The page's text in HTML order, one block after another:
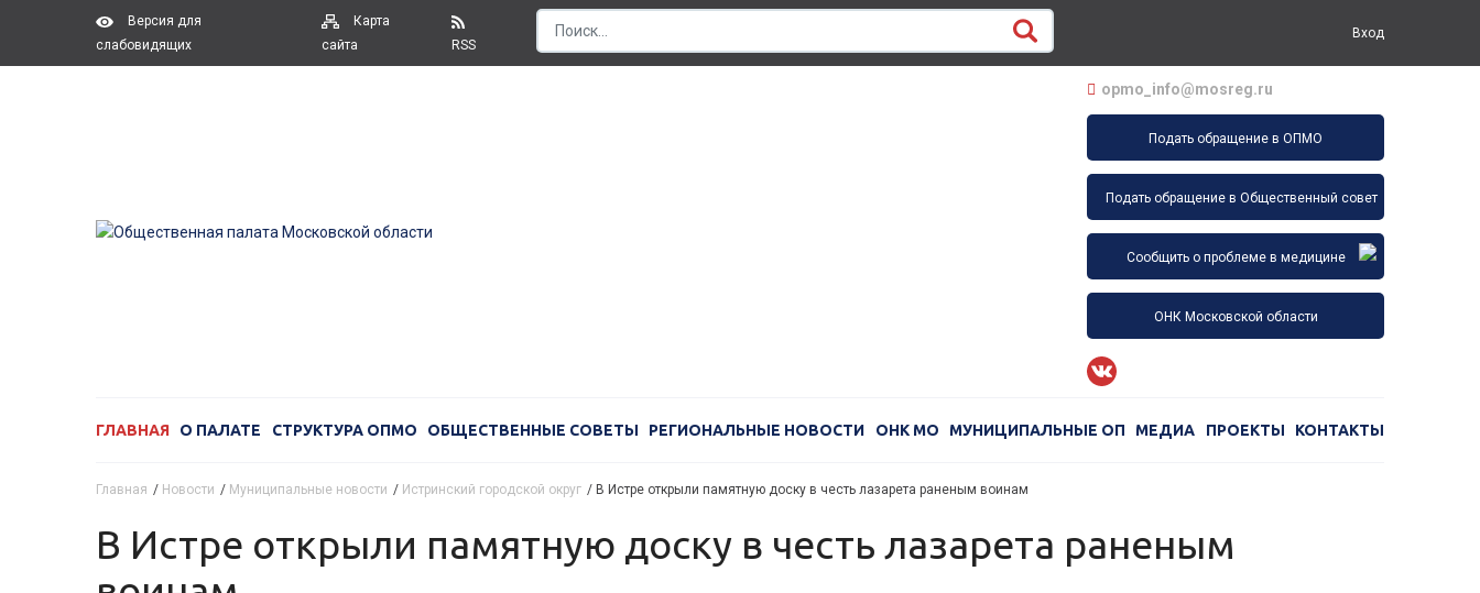
Версия для
слабовидящих
Карта
сайта
RSS
Вход
opmo_info@mosreg.ru
Подать обращение в ОПМО
Подать обращение в Общественный совет
Сообщить о проблеме в медицине
ОНК Московской области
ГЛАВНАЯ О ПАЛАТЕ СТРУКТУРА ОПМО ОБЩЕСТВЕННЫЕ СОВЕТЫ РЕГИОНАЛЬНЫЕ НОВОСТИ ОНК МО МУНИЦИПАЛЬНЫЕ ОП МЕДИА ПРОЕКТЫ КОНТАКТЫ
Главная / Новости / Муниципальные новости / Истринский городской округ / В Истре открыли памятную доску в честь лазарета раненым воинам
В Истре открыли памятную доску в честь лазарета раненым